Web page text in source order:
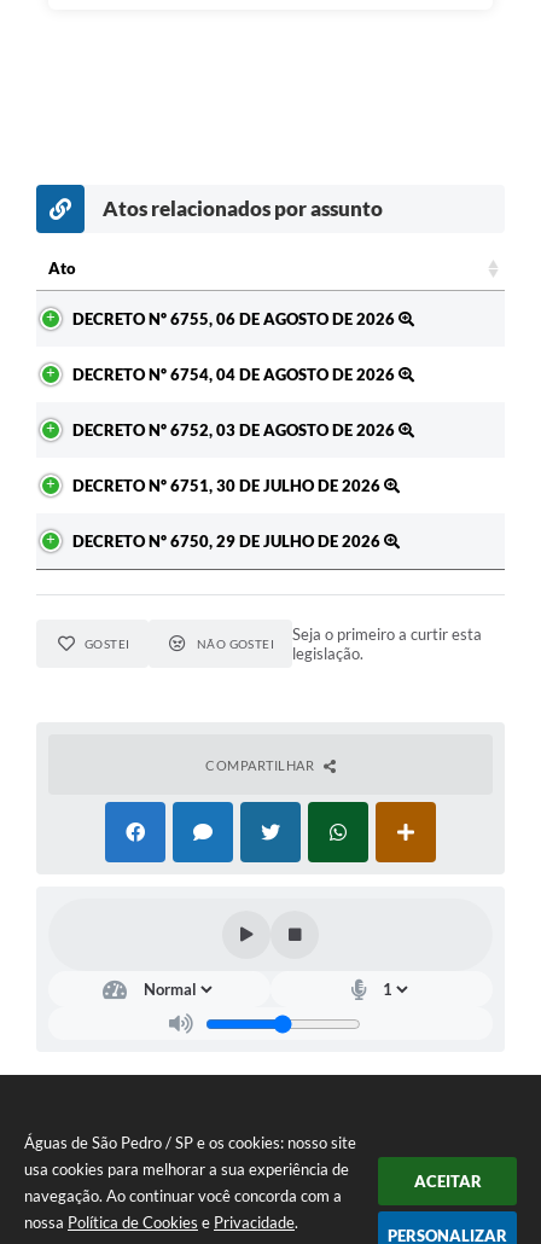
Águas de São Pedro / SP e os cookies: nosso site
usa cookies para melhorar a sua experiência de
navegação. Ao continuar você concorda com a
nossa Política de Cookies e Privacidade.
ACEITAR
PERSONALIZAR
Atos relacionados por assunto
Ato
DECRETO Nº 6755, 06 DE AGOSTO DE 2026
DECRETO Nº 6754, 04 DE AGOSTO DE 2026
DECRETO Nº 6752, 03 DE AGOSTO DE 2026
DECRETO Nº 6751, 30 DE JULHO DE 2026
DECRETO Nº 6750, 29 DE JULHO DE 2026
GOSTEI NÃO GOSTEI
Seja o primeiro a curtir esta
legislação.
COMPARTILHAR